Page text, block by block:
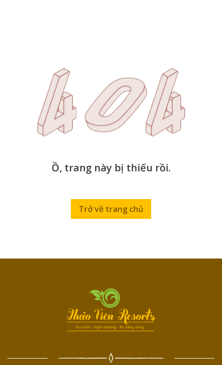
Ồ, trang này bị thiếu rồi.
Trở về trang chủ